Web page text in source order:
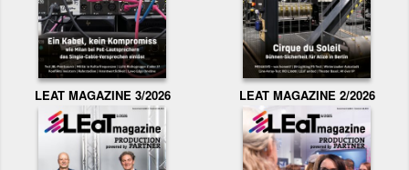
LEAT MAGAZINE 3/2026 LEAT MAGAZINE 2/2026